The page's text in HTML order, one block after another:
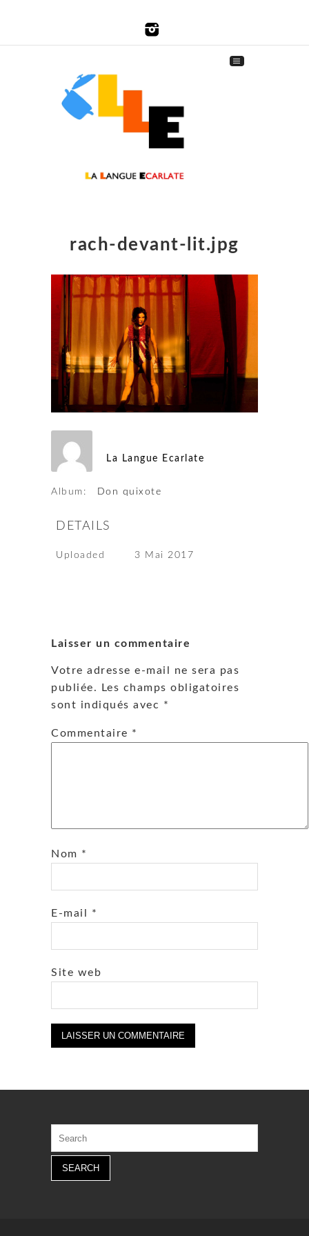
rach-devant-lit.jpg
La Langue Ecarlate
Album: Don quixote
DETAILS
Uploaded 3 Mai 2017
Laisser un commentaire
Votre adresse e-mail ne sera pas
publiée.
Les champs obligatoires
sont indiqués avec *
Commentaire *
Nom *
E-mail *
Site web
for: